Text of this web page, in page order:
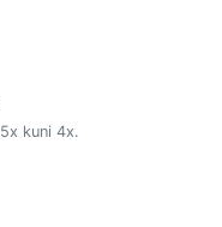
kuni 4x.